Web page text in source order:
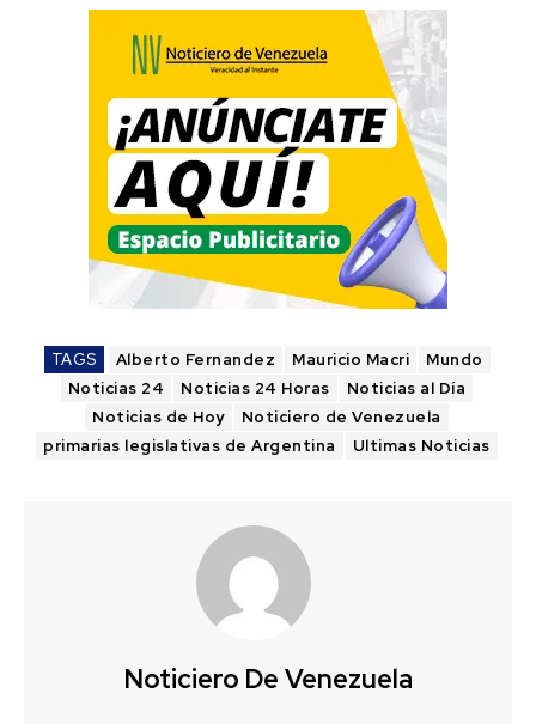
TAGS Alberto Fernandez Mauricio Macri
Mundo
Noticias 24
Noticias 24 Horas
Noticias al Día
Noticias de Hoy
Noticiero de Venezuela
primarias legislativas de Argentina
Ultimas Noticias
Noticiero De Venezuela